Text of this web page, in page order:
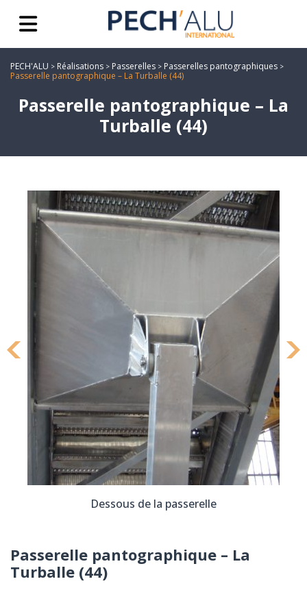
PECH'ALU > Réalisations > Passerelles > Passerelles pantographiques >
Passerelle pantographique – La Turballe (44)
Passerelle pantographique – La
Turballe (44)
Dessous de la passerelle
Passerelle pantographique – La
Turballe (44)